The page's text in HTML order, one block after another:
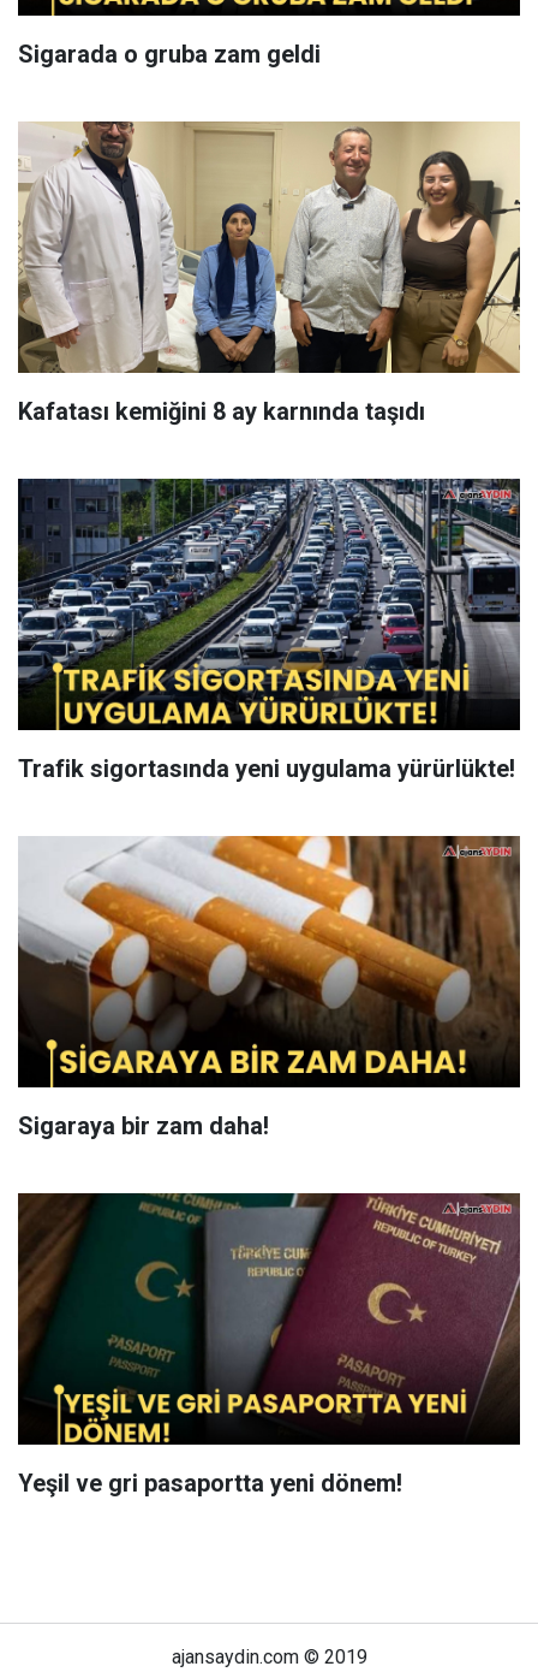
Sigarada o gruba zam geldi
Kafatası kemiğini 8 ay karnında taşıdı
Trafik sigortasında yeni uygulama yürürlükte!
Sigaraya bir zam daha!
Yeşil ve gri pasaportta yeni dönem!
ajansaydin.com © 2019